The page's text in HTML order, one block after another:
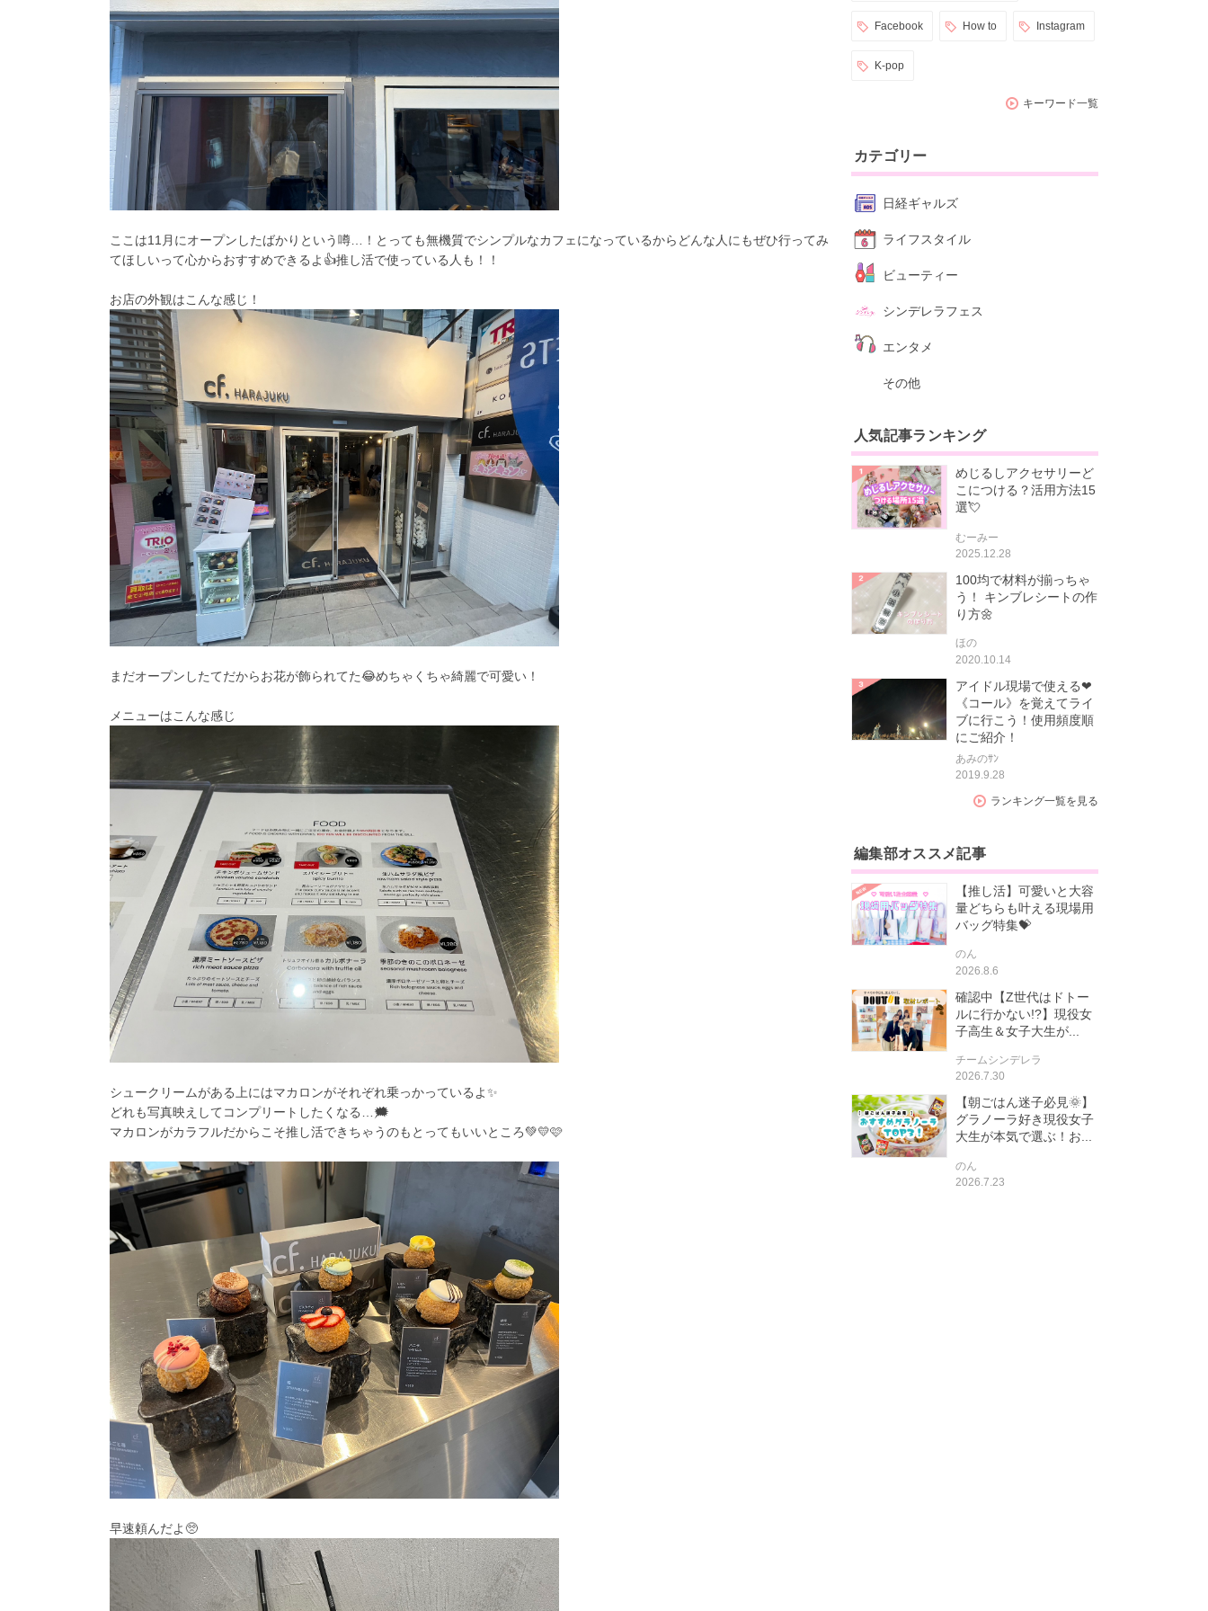
ここは11月にオープンしたばかりという噂…！とっても無機質でシンプルなカフェになっているからどんな人にもぜひ行ってみ
てほしいって心からおすすめできるよ👍推し活で使っている人も！！
お店の外観はこんな感じ！
まだオープンしたてだからお花が飾られてた😂めちゃくちゃ綺麗で可愛い！
メニューはこんな感じ
シュークリームがある上にはマカロンがそれぞれ乗っかっているよ✨
どれも写真映えしてコンプリートしたくなる…🗯️
マカロンがカラフルだからこそ推し活できちゃうのもとってもいいところ💚💛🩷
早速頼んだよ🥺
Facebook How to Instagram
K-pop
キーワード一覧
カテゴリー
日経ギャルズ
ライフスタイル
ビューティー
シンデレラフェス
エンタメ
その他
人気記事ランキング
めじるしアクセサリーど
こにつける？活用方法15
選💘
むーみー
2025.12.28
100均で材料が揃っちゃ
う！ キンブレシートの作
り方🌼
ほの
2020.10.14
アイドル現場で使える❤
《コール》を覚えてライ
ブに行こう！使用頻度順
にご紹介！
あみのｻﾝ
2019.9.28
ランキング一覧を見る
編集部オススメ記事
【推し活】可愛いと大容
量どちらも叶える現場用
バッグ特集💝
のん
2026.8.6
確認中【Z世代はドトー
ルに行かない!?】現役女
子高生＆女子大生が...
チームシンデレラ
2026.7.30
【朝ごはん迷子必見🌞】
グラノーラ好き現役女子
大生が本気で選ぶ！お...
のん
2026.7.23